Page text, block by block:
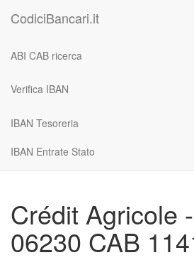
CodiciBancari.it
ABI CAB ricerca
Verifica IBAN
IBAN Tesoreria
IBAN Entrate Stato
Crédit Agricole
06230 CAB